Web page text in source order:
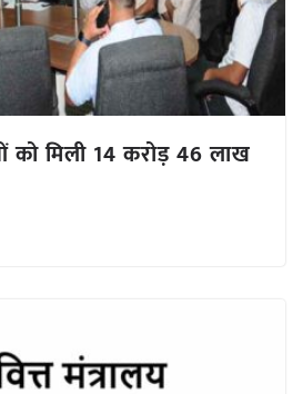
को मिली 14 करोड़ 46 लाख